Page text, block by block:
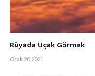
Rüyada Uçak Görmek
Ocak 20, 2021